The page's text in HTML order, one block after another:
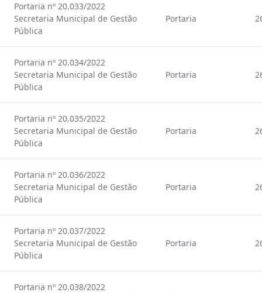
Portaria nº 20.033/2022
Secretaria Municipal de Gestão
Pública
Portaria
Portaria nº 20.034/2022
Secretaria Municipal de Gestão
Pública
Portaria
Portaria nº 20.035/2022
Secretaria Municipal de Gestão
Pública
Portaria
Portaria nº 20.036/2022
Secretaria Municipal de Gestão
Pública
Portaria
Portaria nº 20.037/2022
Secretaria Municipal de Gestão
Pública
Portaria
Portaria nº 20.038/2022